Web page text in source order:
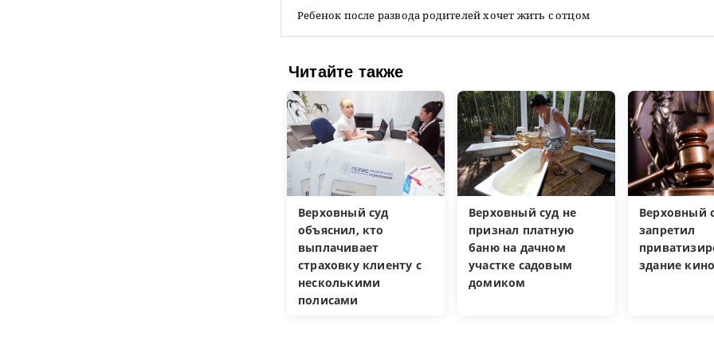
Ребенок после развода родителей хочет жить с отцом
Читайте также
Верховный суд
объяснил, кто
выплачивает
страховку клиенту с
несколькими
полисами
Верховный суд не
признал платную
баню на дачном
участке садовым
домиком
Верховный
запретил
здание